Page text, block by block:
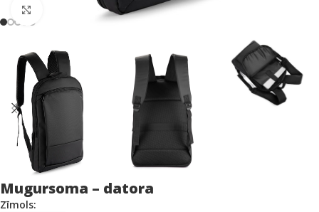
Click to enlarge
Mugursoma – datora
Zīmols: